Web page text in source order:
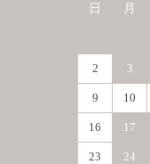
日 月
2 3
9 10
16 17
23 24